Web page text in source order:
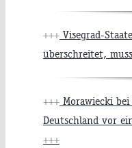
+++ Visegrad-
überschreitet,
+++ Morawiecki
Deutschland vor
+++